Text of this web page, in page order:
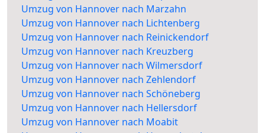
Umzug von Hannover nach Marzahn
Umzug von Hannover nach Lichtenberg
Umzug von Hannover nach Reinickendorf
Umzug von Hannover nach Kreuzberg
Umzug von Hannover nach Wilmersdorf
Umzug von Hannover nach Zehlendorf
Umzug von Hannover nach Schöneberg
Umzug von Hannover nach Hellersdorf
Umzug von Hannover nach Moabit